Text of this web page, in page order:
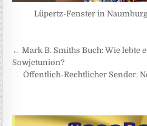
Lüpertz-Fenster in
← Mark B. Smiths Buch: Wie lebte
Sowjetunion?
Öffentlich-Rechtlicher Sender: